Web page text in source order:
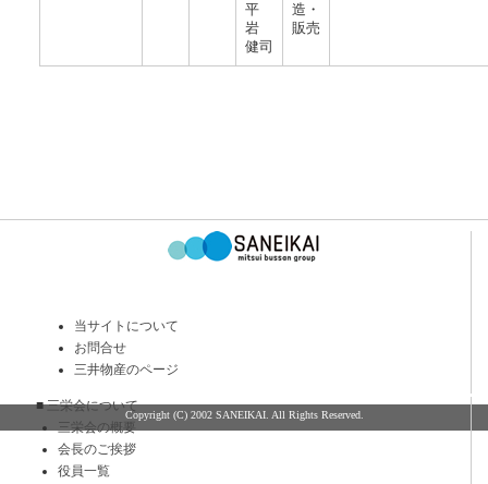
平
岩
健司
造・
販売
当サイトについて
お問合せ
三井物産のページ
■三栄会について
三栄会の概要
会長のご挨拶
役員一覧
Copyright (C) 2002 SANEIKAI. All Rights Reserved.